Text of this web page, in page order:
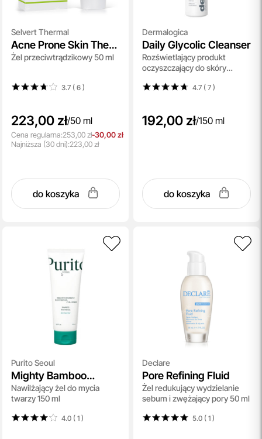
Selvert Thermal
Acne Prone Skin The
Gel
Żel przeciwtrądzikowy 50 ml
3.7 ( 6)
223,00 zł/50 ml
Cena regularna:253,00 zł-30,00 zł
Najniższa (30 dni):223,00 zł
do koszyka
Dermalogica
Daily Glycolic Cleanser
Rozświetlający produkt
oczyszczający do skóry
4.7 ( 7)
192,00 zł/150 ml
do koszyka
Purito Seoul
Mighty Bamboo
Panthenol Cleanser
Nawilżający żel do mycia
twarzy 150 ml
4.0 ( 1)
Declare
Pore Refining Fluid
Żel redukujący wydzielanie
sebum i zwężający pory 50 ml
5.0 ( 1)